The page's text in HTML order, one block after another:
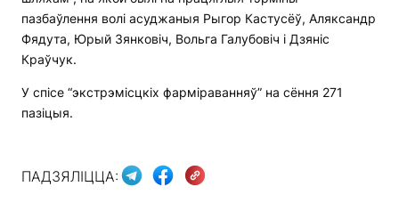
пазбаўлення волі асуджаныя Рыгор Кастусёў, Аляксандр
Фядута, Юрый Зянковіч, Вольга Галубовіч і Дзяніс
Краўчук.
У спісе “экстрэмісцкіх фарміраванняў” на сёння 271
пазіцыя.
ПАДЗЯЛІЦЦА: